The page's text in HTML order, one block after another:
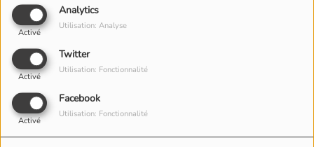
Analytics
Activé
Utilisation: Analyse
Twitter
Activé
Utilisation: Fonctionnalité
Facebook
Activé
Utilisation: Fonctionnalité